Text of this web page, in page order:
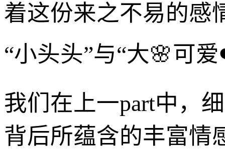
着这份来之不易的感
“小头头”与“大🌸可
我们在上一part中，
背后所蕴含的丰富情